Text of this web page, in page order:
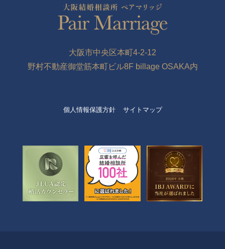
大阪市中央区本町4-2-12
野村不動産御堂筋本町ビル8F billage OSAKA内
個人情報保護方針 サイトマップ